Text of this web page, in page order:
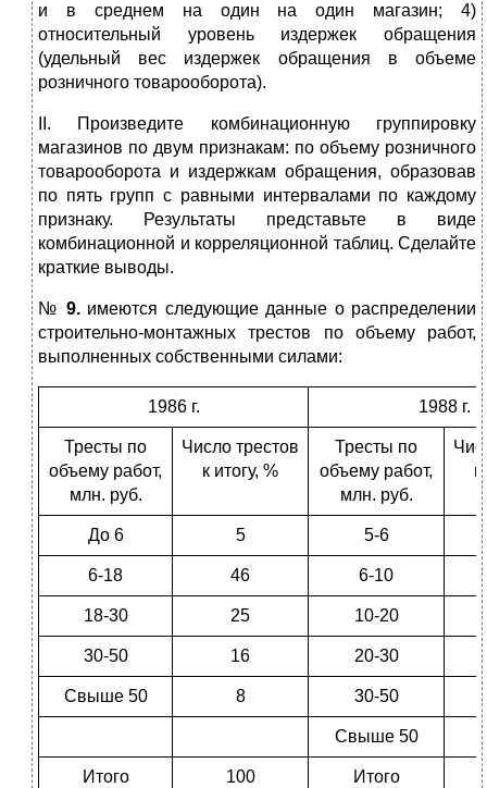
и в среднем на один на один магазин; 4)
относительный уровень издержек обращения
(удельный вес издержек обращения в объеме
розничного товарооборота).
II. Произведите комбинационную группировку
магазинов по двум признакам: по объему розничного
товарооборота и издержкам обращения, образовав
по пять групп с равными интервалами по каждому
признаку. Результаты представьте в виде
комбинационной и корреляционной таблиц. Сделайте
краткие выводы.
№ 9. имеются следующие данные о распределении
строительно-монтажных трестов по объему работ,
выполненных собственными силами:
1986 г. 1988 г.
Тресты по
объему работ,
млн. руб.
Число трестов
к итогу, %
Тресты по
объему работ,
млн. руб.
к
До 6 5 5-6
6-18 46 6-10
18-30 25 10-20
30-50 16 20-30
Свыше 50 8 30-50
Свыше 50
Итого 100 Итого